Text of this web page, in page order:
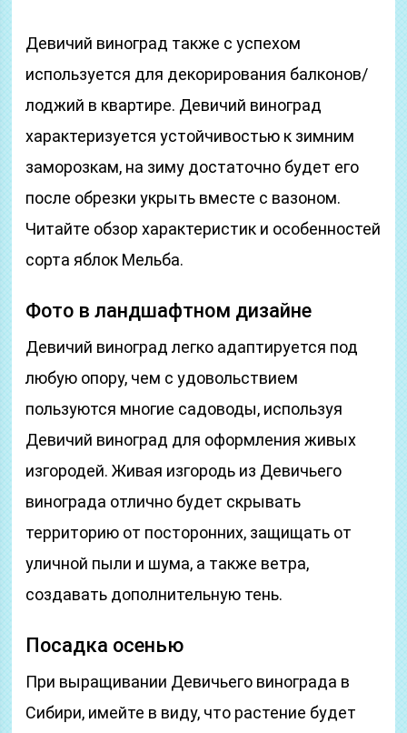
Девичий виноград также с успехом
используется для декорирования балконов/
лоджий в квартире. Девичий виноград
характеризуется устойчивостью к зимним
заморозкам, на зиму достаточно будет его
после обрезки укрыть вместе с вазоном.
Читайте обзор характеристик и особенностей
сорта яблок Мельба.
Фото в ландшафтном дизайне
Девичий виноград легко адаптируется под
любую опору, чем с удовольствием
пользуются многие садоводы, используя
Девичий виноград для оформления живых
изгородей. Живая изгородь из Девичьего
винограда отлично будет скрывать
территорию от посторонних, защищать от
уличной пыли и шума, а также ветра,
создавать дополнительную тень.
Посадка осенью
При выращивании Девичьего винограда в
Сибири, имейте в виду, что растение будет